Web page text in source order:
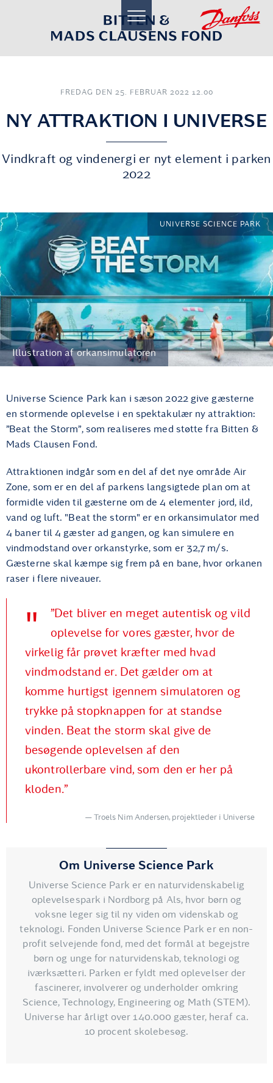
toggle
navigation
FREDAG DEN 25. FEBRUAR 2022 12.00
NY ATTRAKTION I UNIVERSE
Vindkraft og vindenergi er nyt element i parken
2022
Illustration af orkansimulatoren
UNIVERSE SCIENCE PARK
Universe Science Park kan i sæson 2022 give gæsterne
en stormende oplevelse i en spektakulær ny attraktion:
”Beat the Storm”, som realiseres med støtte fra Bitten &
Mads Clausen Fond.
Attraktionen indgår som en del af det nye område Air
Zone, som er en del af parkens langsigtede plan om at
formidle viden til gæsterne om de 4 elementer jord, ild,
vand og luft. "Beat the storm" er en orkansimulator med
4 baner til 4 gæster ad gangen, og kan simulere en
vindmodstand over orkanstyrke, som er 32,7 m/s.
Gæsterne skal kæmpe sig frem på en bane, hvor orkanen
raser i flere niveauer.
”Det bliver en meget autentisk og vild
oplevelse for vores gæster, hvor de
virkelig får prøvet kræfter med hvad
vindmodstand er. Det gælder om at
komme hurtigst igennem simulatoren og
trykke på stopknappen for at standse
vinden. Beat the storm skal give de
besøgende oplevelsen af den
ukontrollerbare vind, som den er her på
kloden.”
Troels Nim Andersen, projektleder i Universe
Om Universe Science Park
Universe Science Park er en naturvidenskabelig
oplevelsespark i Nordborg på Als, hvor børn og
voksne leger sig til ny viden om videnskab og
teknologi. Fonden Universe Science Park er en non-
profit selvejende fond, med det formål at begejstre
børn og unge for naturvidenskab, teknologi og
iværksætteri. Parken er fyldt med oplevelser der
fascinerer, involverer og underholder omkring
Science, Technology, Engineering og Math (STEM).
Universe har årligt over 140.000 gæster, heraf ca.
10 procent skolebesøg.